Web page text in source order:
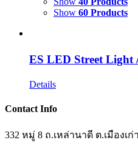
Show 60 Products
ES LED Street
Details
Contact Info
332 หมู่ 8 ถ.เหล่านาดี ต.เมืองเ